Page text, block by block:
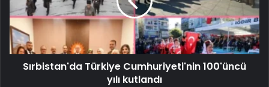
Sırbistan'da Türkiye Cumhuriyeti'nin 100'üncü
yılı kutlandı